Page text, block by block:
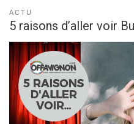
ACTU
5 raisons d’aller voir